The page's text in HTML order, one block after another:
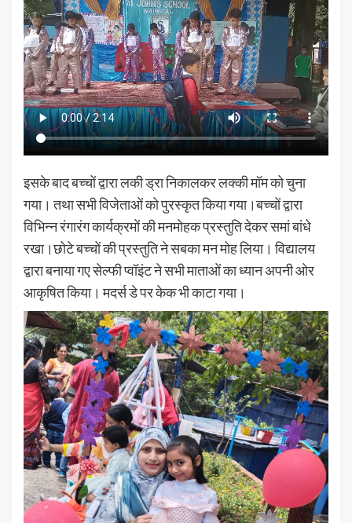
इसके बाद बच्चों द्वारा लकी ड्रा निकालकर लक्की मॉम को चुना
गया। तथा सभी विजेताओं को पुरस्कृत किया गया।बच्चों द्वारा
विभिन्न रंगारंग कार्यक्रमों की मनमोहक प्रस्तुति देकर समां बांधे
रखा।छोटे बच्चों की प्रस्तुति ने सबका मन मोह लिया। विद्यालय
द्वारा बनाया गए सेल्फी प्वॉइंट ने सभी माताओं का ध्यान अपनी ओर
आकृषित किया। मदर्स डे पर केक भी काटा गया।